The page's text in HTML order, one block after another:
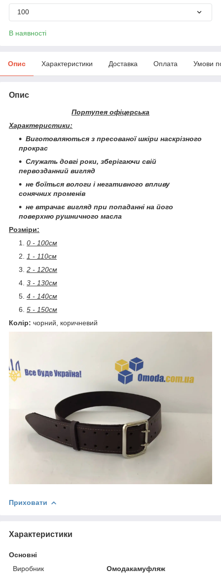
100
В наявності
Опис Характеристики Доставка Оплата Умови
Опис
Портупея офіцерська
Характеристики:
Виготовляються з пресованої шкіри наскрізного
прокрас
Служать довгі роки, зберігаючи свій
первозданний вигляд
не боїться вологи і негативного впливу
сонячних променів
не втрачає вигляд при попаданні на його
поверхню рушничного масла
Розміри:
0 - 100см
1 - 110см
2 - 120см
3 - 130см
4 - 140см
5 - 150см
Колір: чорний, коричневий
Приховати
Характеристики
Основні
Виробник
Омодакамуфляж